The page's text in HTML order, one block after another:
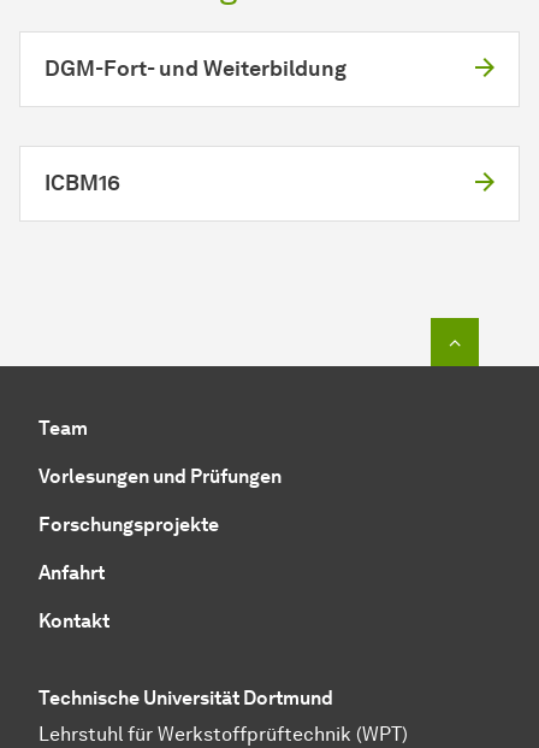
DGM-Fort- und Weiterbildung
ICBM16
Team
Vorlesungen und Prüfungen
Forschungsprojekte
Anfahrt
Kontakt
Technische Universität Dortmund
Lehrstuhl für Werkstoffprüftechnik (WPT)